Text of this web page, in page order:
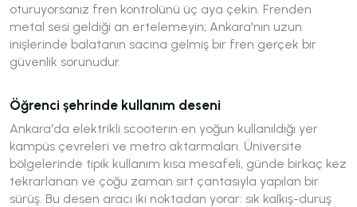
oturuyorsanız fren kontrolünü üç aya çekin. Frenden
metal sesi geldiği an ertelemeyin; Ankara'nın uzun
inişlerinde balatanın sacına gelmiş bir fren gerçek bir
güvenlik sorunudur.
Öğrenci şehrinde kullanım deseni
Ankara'da elektrikli scooterın en yoğun kullanıldığı yer
kampüs çevreleri ve metro aktarmaları. Üniversite
bölgelerinde tipik kullanım kısa mesafeli, günde birkaç kez
tekrarlanan ve çoğu zaman sırt çantasıyla yapılan bir
sürüş. Bu desen aracı iki noktadan yorar: sık kalkış-duruş